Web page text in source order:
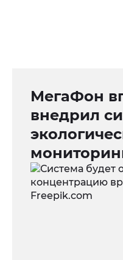
МегаФон
внедрил